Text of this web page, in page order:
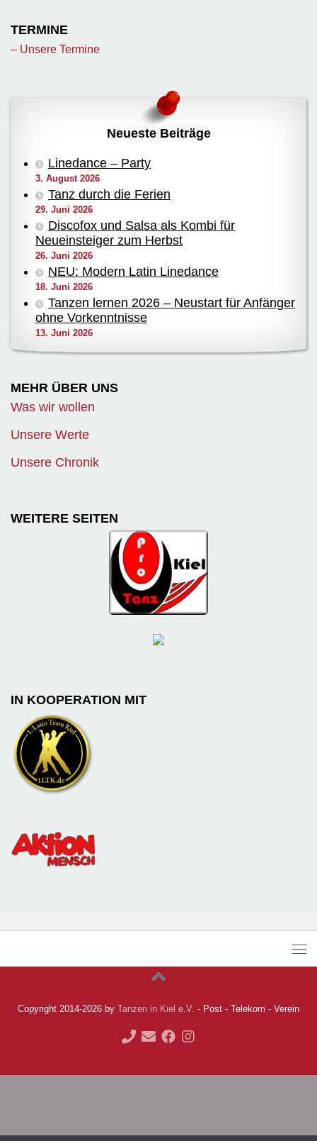
TERMINE
– Unsere Termine
Neueste Beiträge
Linedance – Party
3. August 2026
Tanz durch die Ferien
29. Juni 2026
Discofox und Salsa als Kombi für
Neueinsteiger zum Herbst
26. Juni 2026
NEU: Modern Latin Linedance
18. Juni 2026
Tanzen lernen 2026 – Neustart für Anfänger
ohne Vorkenntnisse
13. Juni 2026
MEHR ÜBER UNS
Was wir wollen
Unsere Werte
Unsere Chronik
WEITERE SEITEN
IN KOOPERATION MIT
Copyright 2014-2026 by Tanzen in Kiel e.V. - Post - Telekom - Verein